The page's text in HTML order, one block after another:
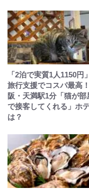
「2泊で実質1人1150円
旅行支援でコスパ最高
阪・天満駅1分「猫が部
で接客してくれる」ホ
は？